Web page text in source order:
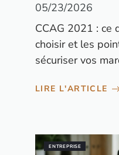
05/23/2026
CCAG 2021 : ce
choisir et les
sécuriser vos
LIRE L'ARTICLE
ENTREPRISE